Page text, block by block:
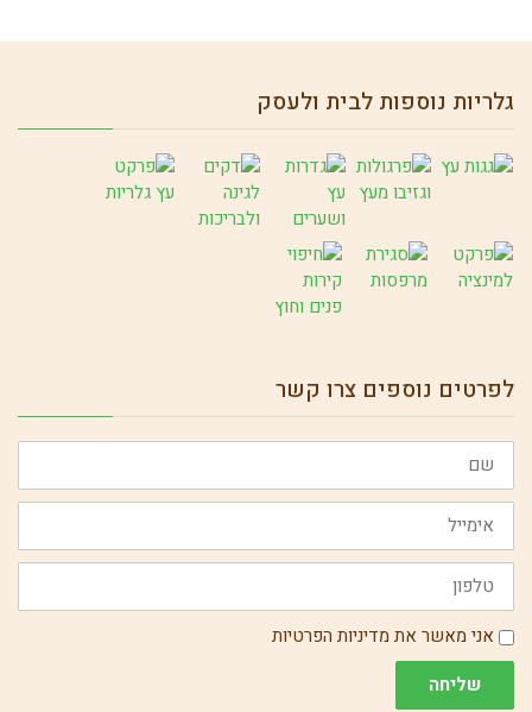
גלריות נוספות לבית ולעסק
לפרטים נוספים צרו קשר
שם
אימייל
טלפון
הסכמה
אני מאשר את מדיניות הפרטיות
שליחה